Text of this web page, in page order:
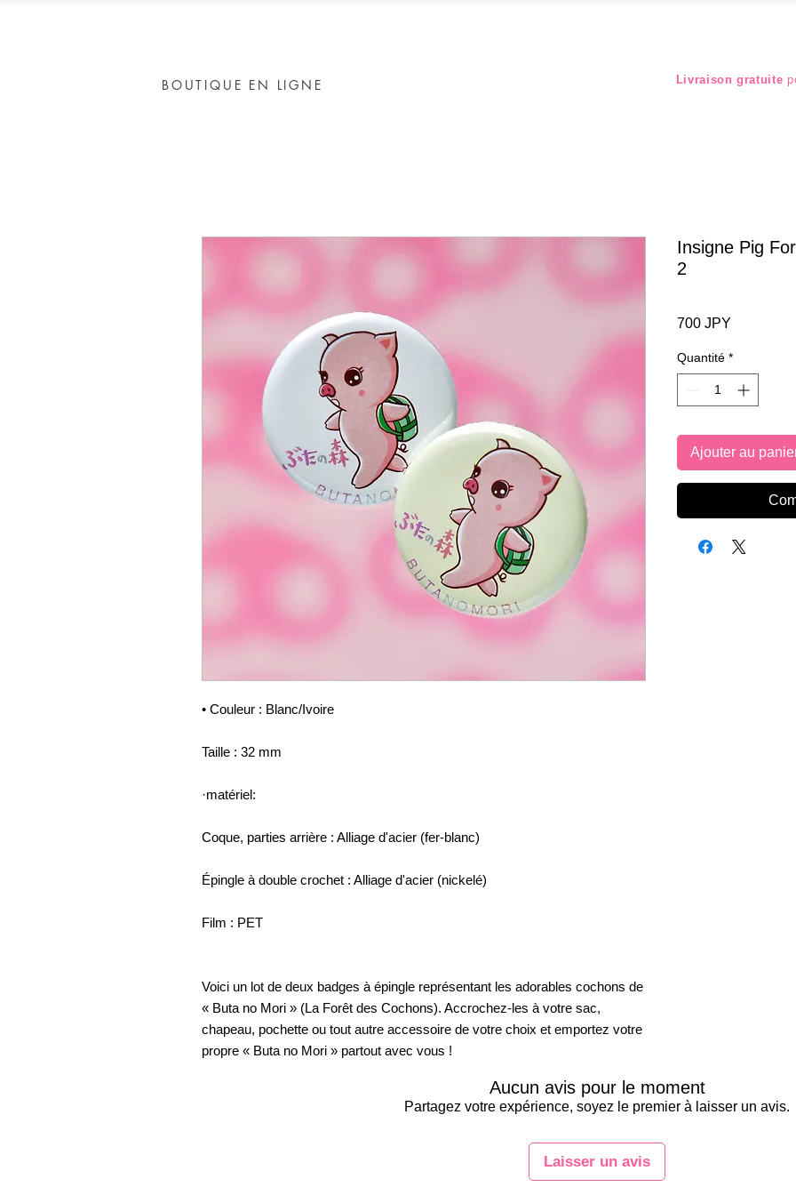
BOUTIQUE EN LIGNE Livraison gratuite
• Couleur : Blanc/Ivoire
Taille : 32 mm
·matériel:
Coque, parties arrière : Alliage d'acier (fer-blanc)
Épingle à double crochet : Alliage d'acier (nickelé)
Film : PET
Voici un lot de deux badges à épingle représentant les adorables cochons de
« Buta no Mori » (La Forêt des Cochons). Accrochez-les à votre sac,
chapeau, pochette ou tout autre accessoire de votre choix et emportez votre
propre « Buta no Mori » partout avec vous !
Insigne Pig
2
700 JPY
Quantité *
Ajouter au
Aucun avis pour le moment
Partagez votre expérience, soyez le premier à laisser un avis.
Laisser un avis